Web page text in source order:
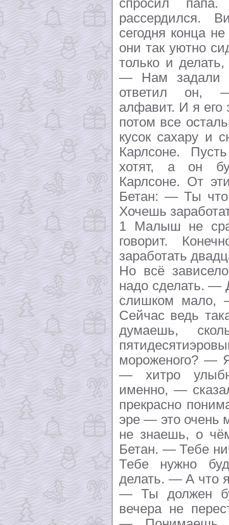
спросил
рассердился.
сегодня конца
они так уютно
только и
— Нам задали
ответил он,
алфавит. И я его
потом все
кусок сахару и
Карлсоне.
хотят, а он
Карлсоне. От
Бетан: — Ты
Хочешь
1 Малыш не
говорит.
заработать
Но всё
надо сделать. —
слишком мало,
Сейчас ведь
думаешь,
мороженого? —
— хитро
именно, —
прекрасно
эре — это очень
не знаешь, о
Бетан. — Тебе
Тебе нужно
делать. — А что
— Ты должен
вечера не